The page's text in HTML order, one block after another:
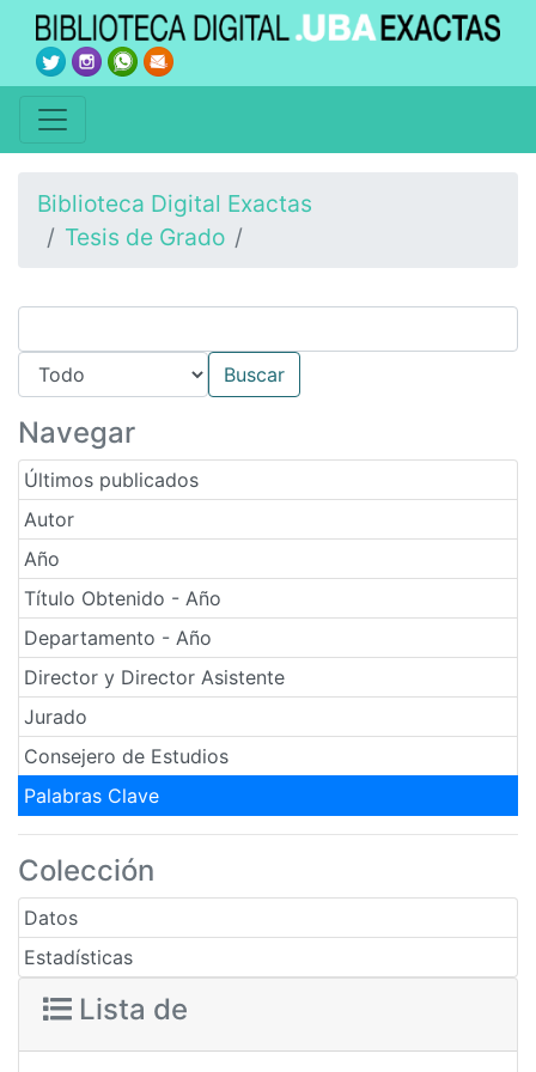
Biblioteca Digital Exactas
Tesis de Grado
Navegar
Últimos publicados
Autor
Año
Título Obtenido - Año
Departamento - Año
Director y Director Asistente
Jurado
Consejero de Estudios
Palabras Clave
Colección
Datos
Estadísticas
Lista de